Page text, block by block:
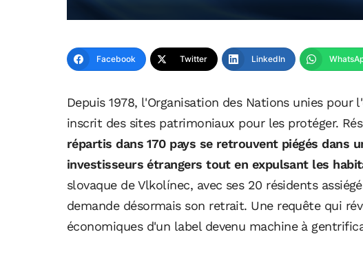
Facebook Twitter LinkedIn
Depuis 1978, l'Organisation des Nations unies
inscrit des sites patrimoniaux pour les protéger.
répartis dans 170 pays se retrouvent piégés dans
investisseurs étrangers tout en expulsant les
slovaque de Vlkolínec, avec ses 20 résidents
demande désormais son retrait. Une requête qui
économiques d'un label devenu machine à